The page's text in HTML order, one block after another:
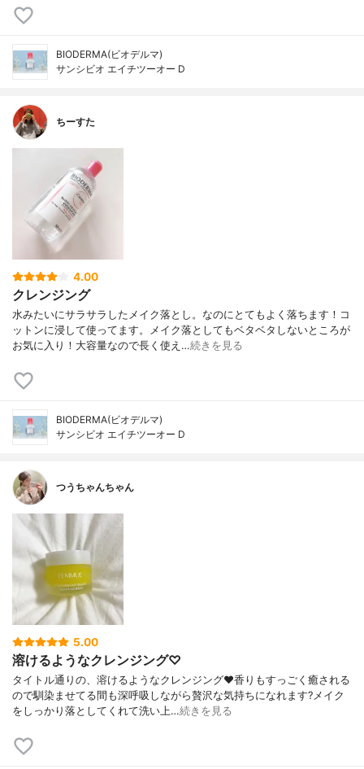
BIODERMA(ビオデルマ)
サンシビオ エイチツーオー D
ちーすた
4.00
クレンジング
水みたいにサラサラしたメイク落とし。なのにとてもよく落ちます！コ
ットンに浸して使ってます。メイク落としてもベタベタしないところが
お気に入り！大容量なので長く使え…続きを見る
BIODERMA(ビオデルマ)
サンシビオ エイチツーオー D
つうちゃんちゃん
5.00
溶けるようなクレンジング♡
タイトル通りの、溶けるようなクレンジング❤️香りもすっごく癒される
ので馴染ませてる間も深呼吸しながら贅沢な気持ちになれます?メイク
をしっかり落としてくれて洗い上…続きを見る